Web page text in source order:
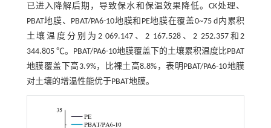
已进入降解后期，导致保水和保温效果降低。CK处理、
PBAT地膜、PBAT/PA6-10地膜和PE地膜在覆盖0~75 d内累积
土壤温度分别为2 069.147、2 167.528、2 252.357和2
344.805 ℃。PBAT/PA6-10地膜覆盖下的土壤累积温度比PBAT
地膜覆盖下高3.9%，比裸土高8.8%，表明PBAT/PA6-10地膜
对土壤的增温性能优于PBAT地膜。